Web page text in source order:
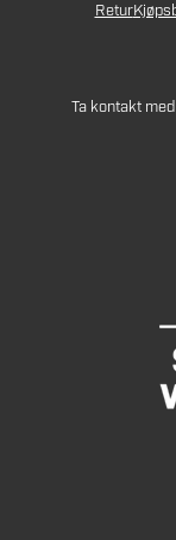
Retur
Ta kontakt